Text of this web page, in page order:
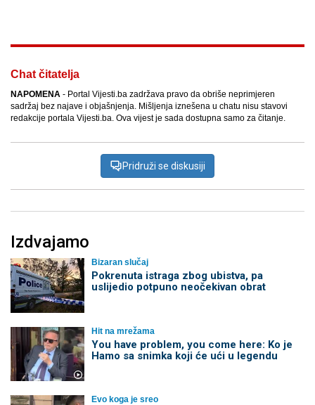
Chat čitatelja
NAPOMENA - Portal Vijesti.ba zadržava pravo da obriše neprimjeren
sadržaj bez najave i objašnjenja. Mišljenja iznešena u chatu nisu stavovi
redakcije portala Vijesti.ba. Ova vijest je sada dostupna samo za čitanje.
Pridruži se diskusiji
Izdvajamo
Bizaran slučaj
Pokrenuta istraga zbog ubistva, pa
uslijedio potpuno neočekivan obrat
Hit na mrežama
You have problem, you come here: Ko je
Hamo sa snimka koji će ući u legendu
Evo koga je sreo